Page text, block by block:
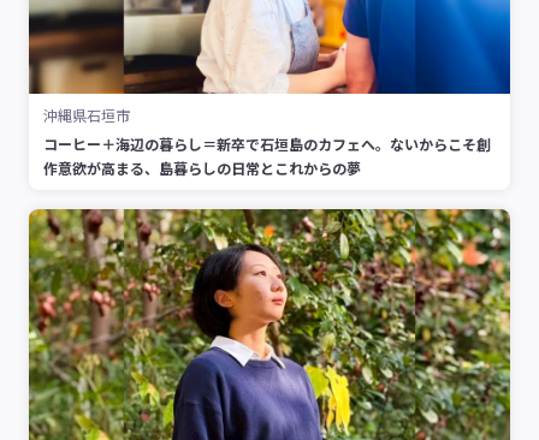
沖縄県石垣市
コーヒー＋海辺の暮らし＝新卒で石垣島のカフェへ。ないからこそ創
作意欲が高まる、島暮らしの日常とこれからの夢